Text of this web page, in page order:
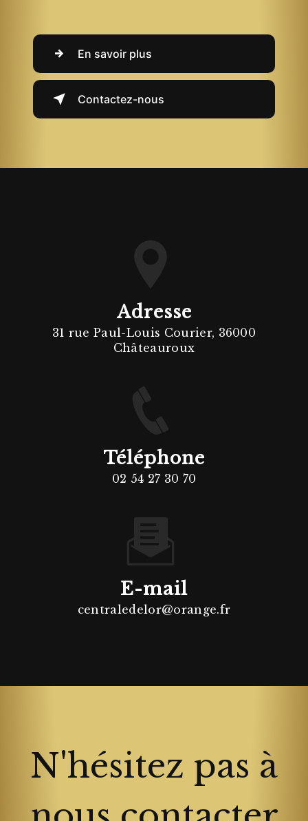
En savoir plus
Contactez-nous
Adresse
31 rue Paul-Louis Courier, 36000
Châteauroux
Téléphone
02 54 27 30 70
E-mail
centraledelor@orange.fr
N'hésitez pas à